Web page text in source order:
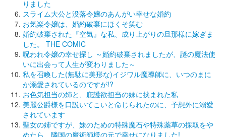
りました
スライム大公と没落令嬢のあんがい幸せな婚約
お気楽令嬢は、婚約破棄にほくそ笑む
婚約破棄された『空気』な私、成り上がりの旦那様に嫁ぎま
した。 THE COMIC
呪われ令嬢の幸せ探し ～婚約破棄されましたが、謎の魔法使
いに出会って人生が変わりました～
私を召喚した(無駄に美形な)イジワル魔導師に、いつのまに
か溺愛されているのですが!?
お色気担当の姉と、庇護欲担当の妹に挟まれた私
美麗公爵様を口説いてこいと命じられたのに、予想外に溺愛
されています
聖女の姉ですが、妹のための特殊魔石や特殊薬草の採取をや
めたら、隣国の魔術師様の元で幸せになりました!